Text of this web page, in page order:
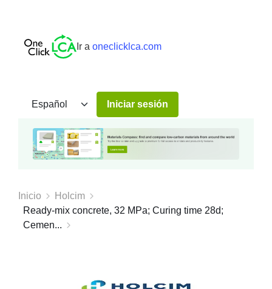
Ir a oneclicklca.com
Iniciar sesión
Inicio
Holcim
Ready-mix concrete, 32 MPa; Curing time 28d;
Cemen...